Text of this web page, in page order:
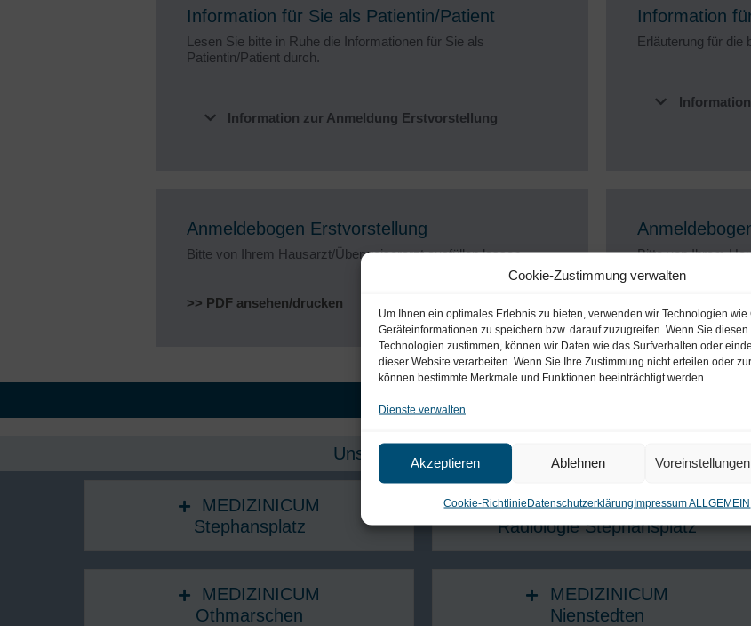
Cookie-Zustimmung verwalten
Um Ihnen ein optimales Erlebnis zu bieten, verwenden wir Technologien wie
Geräteinformationen zu speichern bzw. darauf zuzugreifen. Wenn Sie diesen
Technologien zustimmen, können wir Daten wie das Surfverhalten oder
dieser Website verarbeiten. Wenn Sie Ihre Zustimmung nicht erteilen oder
können bestimmte Merkmale und Funktionen beeinträchtigt werden.
Dienste verwalten
Akzeptieren Ablehnen
Cookie-RichtlinieDatenschutzerklärungImpressum ALLGEMEIN
Information für Sie als Patientin/Patient
Lesen Sie bitte in Ruhe die Informationen für Sie als
Patientin/Patient durch.
Information zur Anmeldung Erstvorstellung
Information
Erläuterung für die
Anmeldebogen Erstvorstellung
Bitte von Ihrem Hausarzt/Überweiserarzt ausfüllen lassen.
>> PDF ansehen/drucken
Bitte von Ihrem
Unsere Standorte in Hamburg​
MEDIZINICUM
Stephansplatz
MEDIZINICUM
Radiologie Stephansplatz
MEDIZINICUM
Othmarschen
MEDIZINICUM
Nienstedten